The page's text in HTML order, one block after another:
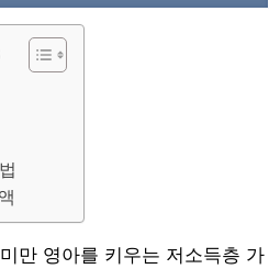
만 영아를 키우는 저소득층 가